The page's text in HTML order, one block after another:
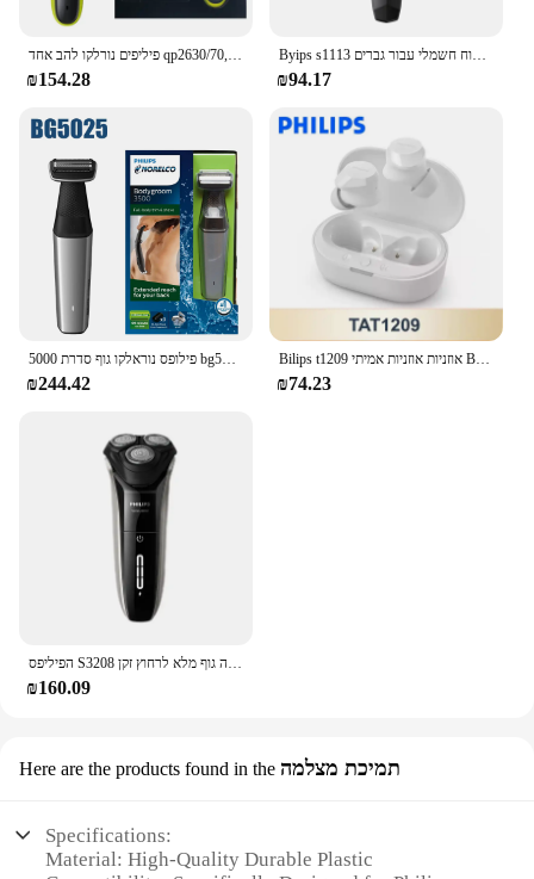
פיליפים נורלקו להב אחד qp2630/70, ללא תיבה מקורית, רטוב/יבש, עד 60 דקות של שימוש
₪154.28
Byips s1113 גילוח חשמלי עבור גברים usb טעינה אבקה נירוסטה להבים נירוסטה עיצוב ארגונומי ראש צף משולש צף
₪94.17
פילופס נוראלקו גוף סדרת 5000 bg5025 מחורץ חסין חוצץ, עם העור להגן על הטכנולוגיה
₪244.42
Bilips t1209 אוזניות אוזניות אמיתי Bluetooth 5.3 אוזניות hufi ai hd להתקשר בקרת מגע עמיד למים אוזניות 100% מקורי
₪74.23
₪160.09
Here are the products found in the תמיכת מצלמה
Specifications:
Material: High-Quality Durable Plastic